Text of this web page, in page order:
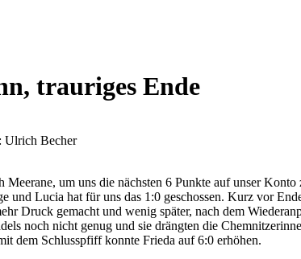
trauriges Ende
Ulrich Becher
Meerane, um uns die nächsten 6 Punkte auf unser
und Lucia hat für uns das 1:0 geschossen. Kurz vor
Druck gemacht und wenig später, nach dem
noch nicht genug und sie drängten die
dem Schlusspfiff konnte Frieda auf 6:0 erhöhen.